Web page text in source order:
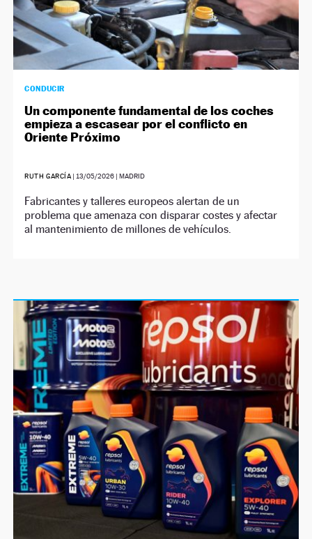
CONDUCIR
Un componente fundamental de los coches
empieza a escasear por el conflicto en
Oriente Próximo
RUTH GARCÍA | 13/05/2026 | MADRID
Fabricantes y talleres europeos alertan de un
problema que amenaza con disparar costes y afectar
al mantenimiento de millones de vehículos.